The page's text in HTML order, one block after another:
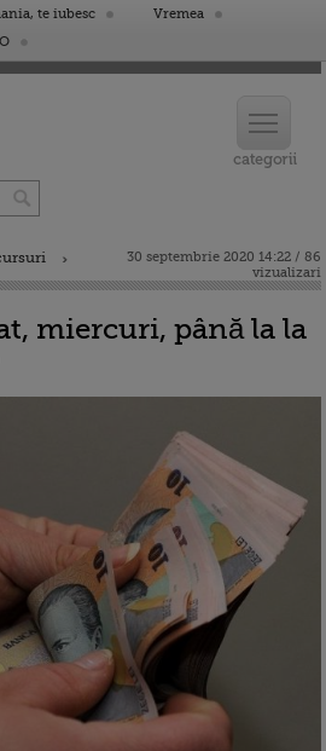
te iubesc
Vremea
30 septembrie 2020 14:22 / 86
vizualizari
miercuri, până la la